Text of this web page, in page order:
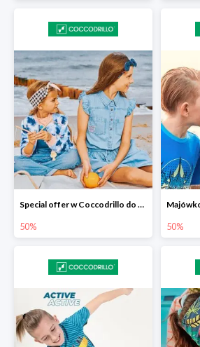
Special offer w Coccodrillo do -50%
50% 50%